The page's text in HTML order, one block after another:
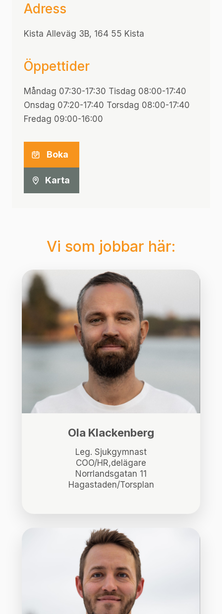
Adress
Kista Alleväg 3B, 164 55 Kista
Öppettider
Måndag 07:30-17:30 Tisdag 08:00-17:40
Onsdag 07:20-17:40 Torsdag 08:00-17:40
Fredag 09:00-16:00
Boka
Karta
Vi som jobbar här:
Ola Klackenberg
Leg. Sjukgymnast
COO/HR,delägare
Norrlandsgatan 11
Hagastaden/Torsplan